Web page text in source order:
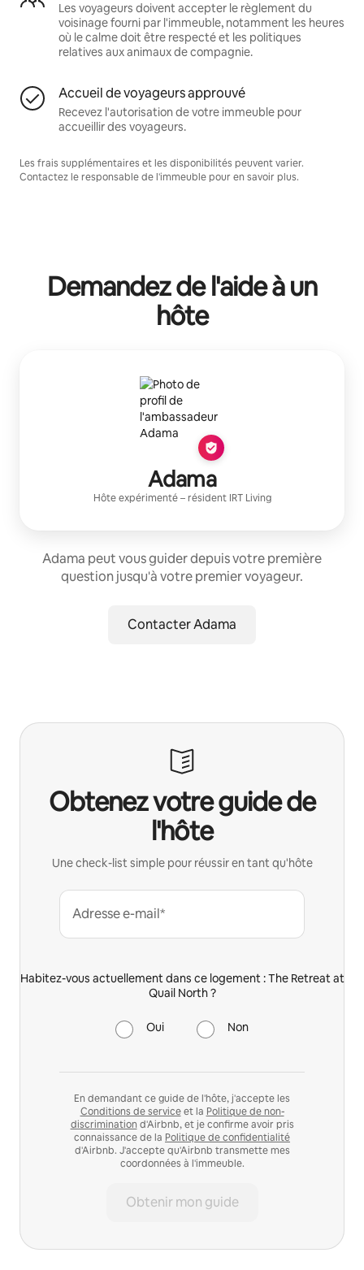
Les voyageurs doivent accepter le règlement du
voisinage fourni par l'immeuble, notamment les heures
où le calme doit être respecté et les politiques
relatives aux animaux de compagnie.
Accueil de voyageurs approuvé
Recevez l'autorisation de votre immeuble pour
accueillir des voyageurs.
Les frais supplémentaires et les disponibilités peuvent varier.
Contactez le responsable de l'immeuble pour en savoir plus.
Demandez de l'aide à un
hôte
Adama
Hôte expérimenté– résident IRT Living
Adama peut vous guider depuis votre première
question jusqu'à votre premier voyageur.
Contacter Adama
Obtenez votre guide de
l'hôte
Une check-list simple pour réussir en tant qu'hôte
Adresse e-mail*
Habitez-vous actuellement dans ce logement : The Retreat at
Quail North ?
Oui Non
En demandant ce guide de l'hôte, j'accepte les
Conditions de serviceet la Politique de non-
discrimination d'Airbnb, et je confirme avoir pris
connaissance de la Politique de confidentialité
d'Airbnb. J'accepte qu'Airbnb transmette mes
coordonnées à l'immeuble.
Obtenir mon guide